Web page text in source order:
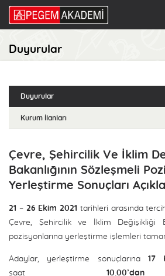
Duyurular
Duyurular
Kurum İlanları
Çevre, Şehircilik Ve İklim
Bakanlığının Sözleşmeli
Yerleştirme Sonuçları
21 – 26 Ekim 2021 tarihleri arasında
Çevre, Şehircilik ve İklim Değişikliği
pozisyonlarına yerleştirme işlemleri
Adaylar, yerleştirme sonuçlarına17
saat